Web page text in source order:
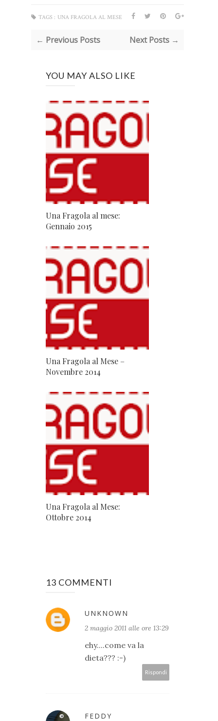
TAGS : UNA FRAGOLA AL MESE
← Previous Posts Next Posts →
YOU MAY ALSO LIKE
Una Fragola al mese:
Gennaio 2015
Una Fragola al Mese –
Novembre 2014
Una Fragola al Mese:
Ottobre 2014
13 COMMENTI
UNKNOWN
2 maggio 2011 alle ore 13:29
ehy....come va la
dieta??? :-)
Rispondi
FEDDY